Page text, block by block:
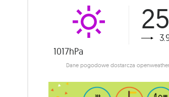
1017hPa
Dane pogodowe dostarcza